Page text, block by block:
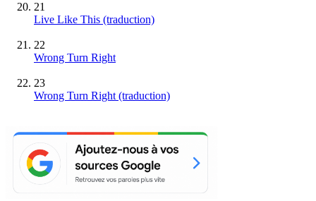
21
Live Like This (traduction)
22
Wrong Turn Right
23
Wrong Turn Right (traduction)